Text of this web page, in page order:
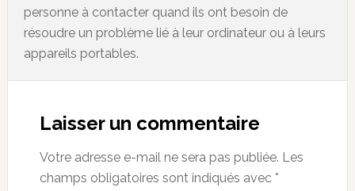
personne à contacter quand ils ont besoin de
résoudre un problème lié à leur ordinateur ou à leurs
appareils portables.
Interactions
Laisser un commentaire
Votre adresse e-mail ne sera pas publiée. Les
champs obligatoires sont indiqués avec *